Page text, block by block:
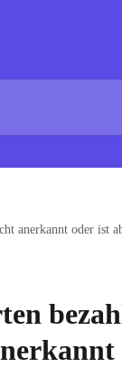
anerkannt oder ist